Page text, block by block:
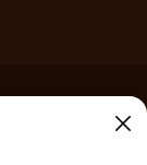
อ่านทุกท่านโปรดใช้
กฎหมายและศีลธรรม